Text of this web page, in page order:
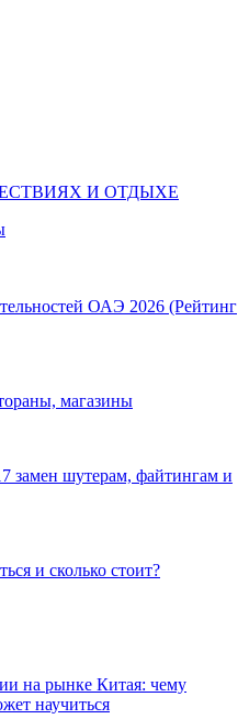
И ОТДЫХЕ
ОАЭ 2026 (Рейтинг
магазины
замен шутерам, файтингам и
и сколько стоит?
на рынке Китая: чему
научиться